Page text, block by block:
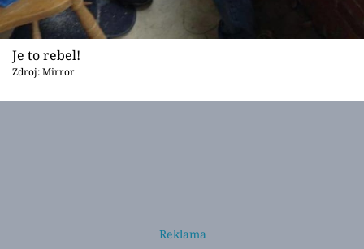
Je to rebel!
Zdroj: Mirror